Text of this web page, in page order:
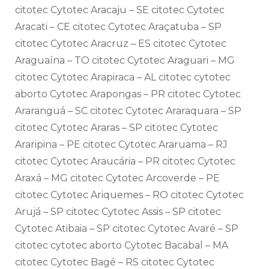
citotec Cytotec Aracaju – SE citotec Cytotec
Aracati – CE citotec Cytotec Araçatuba – SP
citotec Cytotec Aracruz – ES citotec Cytotec
Araguaína – TO citotec Cytotec Araguari – MG
citotec Cytotec Arapiraca – AL citotec cytotec
aborto Cytotec Arapongas – PR citotec Cytotec
Araranguá – SC citotec Cytotec Araraquara – SP
citotec Cytotec Araras – SP citotec Cytotec
Araripina – PE citotec Cytotec Araruama – RJ
citotec Cytotec Araucária – PR citotec Cytotec
Araxá – MG citotec Cytotec Arcoverde – PE
citotec Cytotec Ariquemes – RO citotec Cytotec
Arujá – SP citotec Cytotec Assis – SP citotec
Cytotec Atibaia – SP citotec Cytotec Avaré – SP
citotec cytotec aborto Cytotec Bacabal – MA
citotec Cytotec Bagé – RS citotec Cytotec